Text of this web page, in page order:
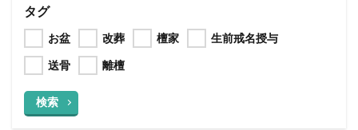
タグ
お盆 改葬 檀家
生前戒名授与
送骨
離檀
検索